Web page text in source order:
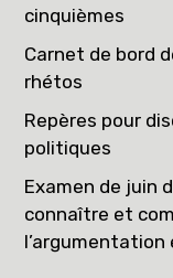
cinquièmes
Carnet de bord
rhétos
Repères pour
politiques
Examen de juin
connaître et
l’argumentation